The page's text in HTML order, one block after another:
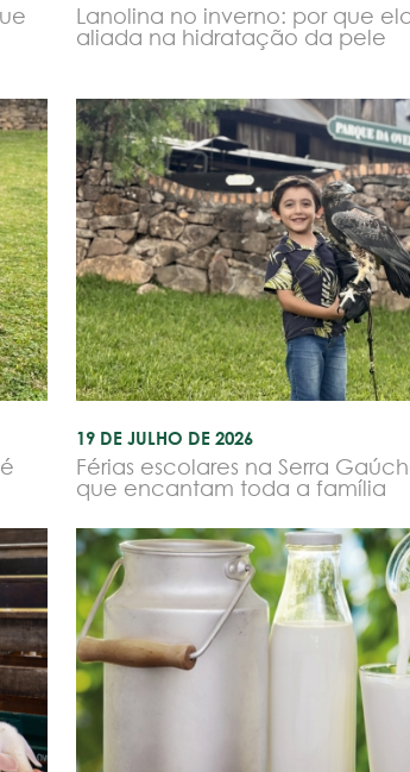
Lanolina no inverno: por que
aliada na hidratação da pele
19 DE JULHO DE 2026
Férias escolares na Serra
que encantam toda a família